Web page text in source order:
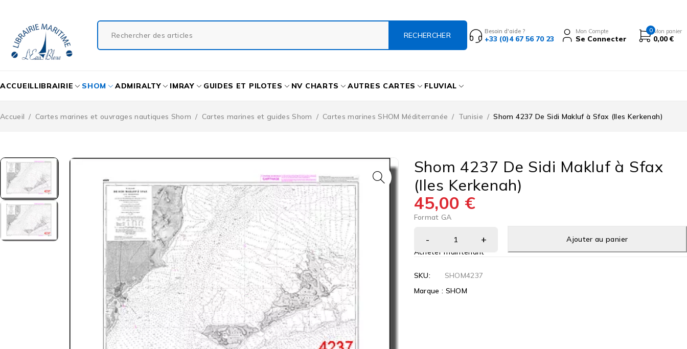
Besoin d'aide ?
+33 (0)4 67 56 70 23
Mon Compte
Se Connecter
0 Mon panier
0,00€
ACCUEILLIBRAIRIE SHOM ADMIRALTY IMRAY GUIDES ET PILOTES NV CHARTS AUTRES CARTES FLUVIAL
Accueil / Cartes marines et ouvrages nautiques Shom / Cartes marines et guides Shom / Cartes marines SHOM Méditerranée / Tunisie / Shom 4237 De Sidi Makluf à Sfax (Iles Kerkenah)
Shom 4237 De Sidi Makluf à Sfax
(Iles Kerkenah)
45,00 €
Format GA
Ajouter au panier
Acheter maintenant
SKU:
SHOM4237
Marque : SHOM